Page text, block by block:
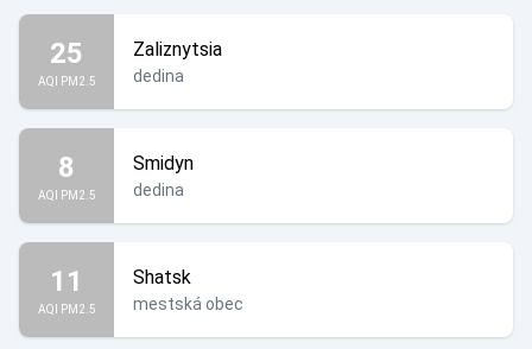
25
AQI PM2.5
Zaliznytsia
dedina
8
AQI PM2.5
Smidyn
dedina
11
AQI PM2.5
Shatsk
mestská obec